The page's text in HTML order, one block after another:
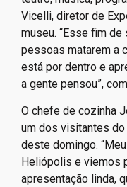
Vicelli, diretor de
museu. “Esse fim
pessoas matarem a
está por dentro e
a gente pensou”,
O chefe de cozinha
um dos visitantes do
deste domingo.
Heliópolis e viemos
apresentação linda,